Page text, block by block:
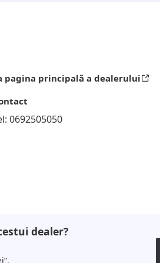
itd..
nameri i informativnog su
svih informacija o vozilu i
pre kupovine. Prodavac ne
štetu nastalu korišćenjem
kubika uz vašu doplatu...
pagina principală a dealerului
0692505050
dealer?